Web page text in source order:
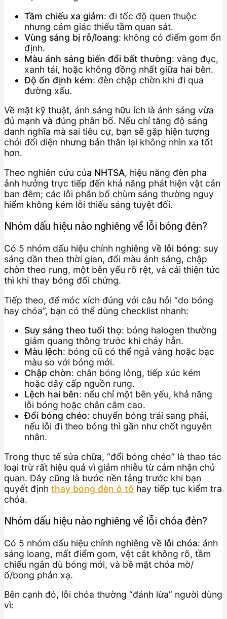
Tầm chiếu xa giảm: đi tốc độ quen thuộc
nhưng cảm giác thiếu tầm quan sát.
Vùng sáng bị rỗ/loang: không có điểm gom ổn
định.
Màu ánh sáng biến đổi bất thường: vàng đục,
xanh tái, hoặc không đồng nhất giữa hai bên.
Độ ổn định kém: đèn chập chờn khi đi qua
đường xấu.
Về mặt kỹ thuật, ánh sáng hữu ích là ánh sáng vừa
đủ mạnh và đúng phân bố. Nếu chỉ tăng độ sáng
danh nghĩa mà sai tiêu cự, bạn sẽ gặp hiện tượng
chói đối diện nhưng bản thân lại không nhìn xa tốt
hơn.
Theo nghiên cứu của NHTSA, hiệu năng đèn pha
ảnh hưởng trực tiếp đến khả năng phát hiện vật cản
ban đêm; các lỗi phân bố chùm sáng thường nguy
hiểm không kém lỗi thiếu sáng tuyệt đối.
Nhóm dấu hiệu nào nghiêng về lỗi bóng đèn?
Có 5 nhóm dấu hiệu chính nghiêng về lỗi bóng: suy
sáng dần theo thời gian, đổi màu ánh sáng, chập
chờn theo rung, một bên yếu rõ rệt, và cải thiện tức
thì khi thay bóng đối chứng.
Tiếp theo, để móc xích đúng với câu hỏi “do bóng
hay chóa”, bạn có thể dùng checklist nhanh:
Suy sáng theo tuổi thọ: bóng halogen thường
giảm quang thông trước khi cháy hẳn.
Màu lệch: bóng cũ có thể ngả vàng hoặc bạc
màu so với bóng mới.
Chập chờn: chân bóng lỏng, tiếp xúc kém
hoặc dây cấp nguồn rung.
Lệch hai bên: nếu chỉ một bên yếu, khả năng
lỗi bóng hoặc chân cắm cao.
Đổi bóng chéo: chuyển bóng trái sang phải,
nếu lỗi đi theo bóng thì gần như chốt nguyên
nhân.
Trong thực tế sửa chữa, “đổi bóng chéo” là thao tác
loại trừ rất hiệu quả vì giảm nhiễu từ cảm nhận chủ
quan. Đây cũng là bước nền tảng trước khi bạn
quyết định thay bóng đèn ô tô hay tiếp tục kiểm tra
chóa.
Nhóm dấu hiệu nào nghiêng về lỗi chóa đèn?
Có 5 nhóm dấu hiệu chính nghiêng về lỗi chóa: ánh
sáng loang, mất điểm gom, vệt cắt không rõ, tầm
chiếu ngắn dù bóng mới, và bề mặt chóa mờ/
ố/bong phản xạ.
Bên cạnh đó, lỗi chóa thường “đánh lừa” người dùng
vì: